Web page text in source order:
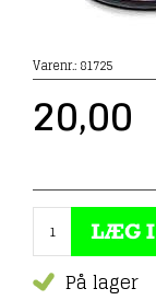
Varenr.: 81725
20,00
På lager